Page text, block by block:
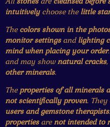
intuitivelychoose the little star
The colors shown in the
monitor settingsandlighting
mind when placing your order.
and may shownatural cracks,
other minerals.
The properties of all minerals
not scientifically proven. They
users and gemstone therapists
propertiesarenot intended to